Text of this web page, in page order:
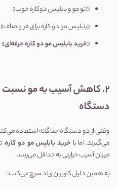
«اتو مو و بابلیس دوکاره خوب»
«بابلیس مو دو کاره برای فر و صاف»
«خرید بابلیس مو دو کاره حرفه‌ای »
دستگاه
می‌گیرند. اما با
خرید بابلیس مو دو کاره
میزان آسیب حرارتی به حداقل می‌رسد.
به همین دلیل کاربران زیاد سرچ می‌کنند: